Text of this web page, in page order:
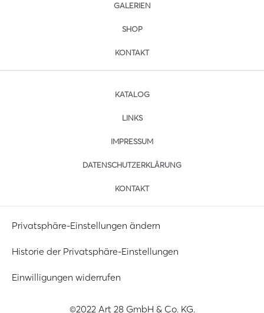
GALERIEN
SHOP
KONTAKT
KATALOG
LINKS
IMPRESSUM
DATENSCHUTZERKLÄRUNG
KONTAKT
Privatsphäre-Einstellungen ändern
Historie der Privatsphäre-Einstellungen
Einwilligungen widerrufen
©2022 Art 28 GmbH & Co. KG.